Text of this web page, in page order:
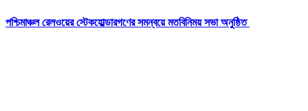
পশ্চিমাঞ্চল রেলওয়ের স্টেকহোল্ডারগণের সমন্বয়ে মতবিনিময় সভা অনুষ্ঠিত